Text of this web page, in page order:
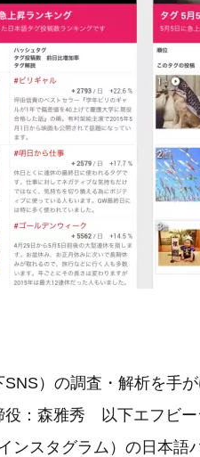
）の調査・解析を手
役：森雅秀 以下エフビ
スタグラム）の日本語